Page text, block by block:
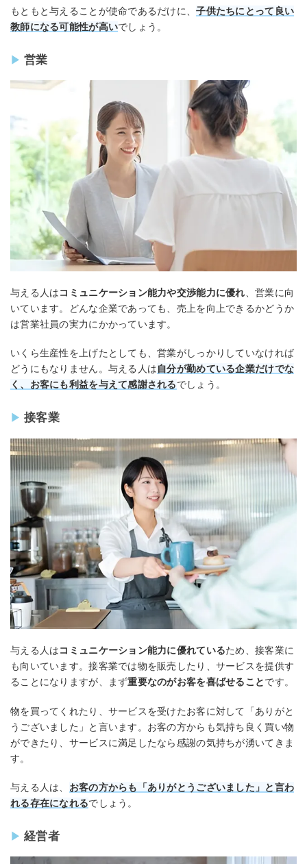
もともと与えることが使命であるだけに、子供たちにとって良い
教師になる可能性が高いでしょう。
営業
与える人はコミュニケーション能力や交渉能力に優れ 、営業に向
いています。どんな企業であっても、売上を向上できるかどうか
は営業社員の実力にかかっています。
いくら生産性を上げたとしても、営業がしっかりしていなければ
どうにもなりません。与える人は自分が勤めている企業だけでな
く、お客にも利益を与えて感謝されるでしょう。
接客業
与える人はコミュニケーション能力に優れているため、接客業に
も向いています。接客業では物を販売したり、サービスを提供す
ることになりますが、まず重要なのがお客を喜ばせることです。
物を買ってくれたり、サービスを受けたお客に対して「ありがと
うございました」と言います。お客の方からも気持ち良く買い物
ができたり、サービスに満足したなら感謝の気持ちが湧いてきま
す。
与える人は、 お客の方からも「ありがとうございました」と言わ
れる存在になれるでしょう。
経営者